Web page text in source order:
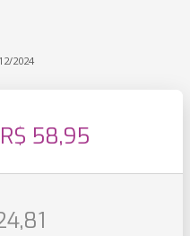
2024
R$ 58,95